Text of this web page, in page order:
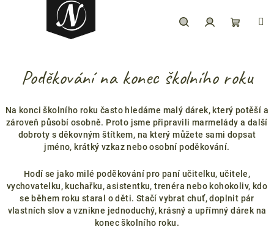
košík
Poděkování na konec školního roku
Na konci školního roku často hledáme malý dárek, který potěší a
zároveň působí osobně. Proto jsme připravili marmelády a další
dobroty s děkovným štítkem, na který můžete sami dopsat
jméno, krátký vzkaz nebo osobní poděkování.
Hodí se jako milé poděkování pro paní učitelku, učitele,
vychovatelku, kuchařku, asistentku, trenéra nebo kohokoliv, kdo
se během roku staral o děti. Stačí vybrat chuť, doplnit pár
vlastních slov a vznikne jednoduchý, krásný a upřímný dárek na
konec školního roku.